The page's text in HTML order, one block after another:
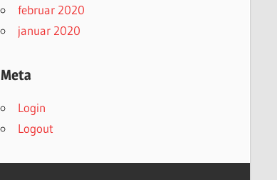
februar 2020
januar 2020
Meta
Login
Logout